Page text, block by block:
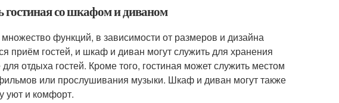
со шкафом и диваном
функций, в зависимости от размеров и дизайна
приём гостей, и шкаф и диван могут служить для хранения
отдыха гостей. Кроме того, гостиная может служить местом
или прослушивания музыки. Шкаф и диван могут также
уют и комфорт.